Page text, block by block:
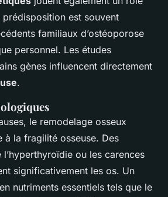
est souvent
familiaux d’ostéoporose
personnel. Les études
gènes influencent directement
.
le remodelage osseux
à la fragilité osseuse. Des
ou les carences
significativement les os. Un
nutriments essentiels tels que le